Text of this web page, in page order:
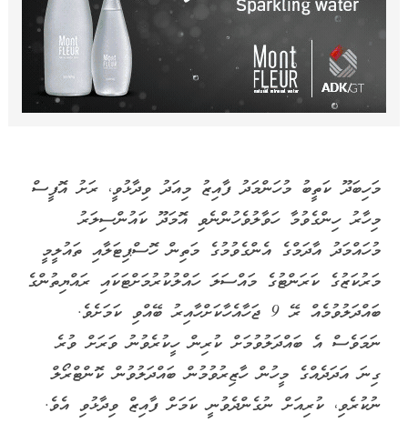
މަހިބަދޫ ކަތީބު މުހަންމަދު ފާއިޒު މިއަދު ވިދާޅުވީ، ރަށު އޮފީސް
މިހާރު ހިންގެވުމާ ހަވާލުވެހުންނެވި އޮމަދޫ ކައުންސިލަރު
މުހައްމަދު އާދަމްގެ އެންގެވުމުގެ މަތިން ހޮސްޕިޓަލާއި ތައުލީމީ
މަރުކަޒުގެ ކަރަންޓުގެ މައްސަލަ ހައްލުކުރުމަށްޓަކައި ރައްޔިތުންގެ
ބައްދަލުވުމެއް ރޭ 9 ޖަހާއެހާކަށްހާއިރު ބޭއްވި ކަމަށެވެ.
ނަމަވެސް އެ ބައްދަލުވުމަށް ކުރިން ހީކުރެވުނު ވަރަށް ވުރެ
ގިނަ އަދަދެއްގެ މީހުން ހާޒިރުވުމުން ބައްދަލުވުން ކޮންޓްރޯލް
ނުކުރެވި، ކުރިއަށް ނުގެންދެވުނީ ކަމަށް ފާއިޒް ވިދާޅުވި އެވެ.